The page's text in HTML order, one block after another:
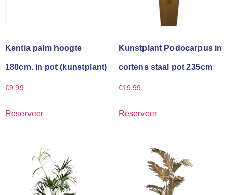
Kentia palm hoogte
180cm. in pot (kunstplant)
€9.99
Reserveer
Kunstplant Podocarpus in
cortens staal pot 235cm
€19.99
Reserveer